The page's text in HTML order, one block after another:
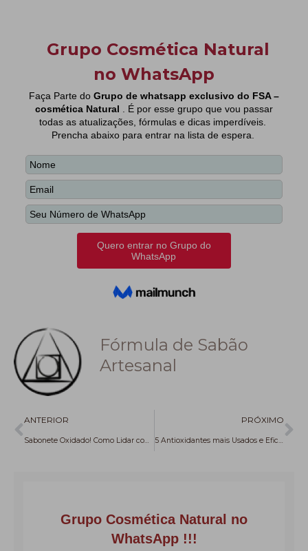
Fórmula de Sabão
Artesanal
Anterior
ANTERIOR
Sabonete Oxidado! Como Lidar com isso e como prolongar a vida útil dos Óleos
PRÓXIMO
5 Antioxidantes mais Usados e Eficientes na Saboaria